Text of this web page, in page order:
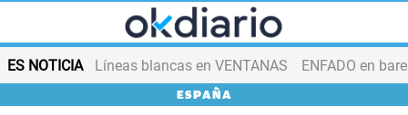
ES NOTICIA Líneas blancas en VENTANAS ENFADO en
ESPAÑA